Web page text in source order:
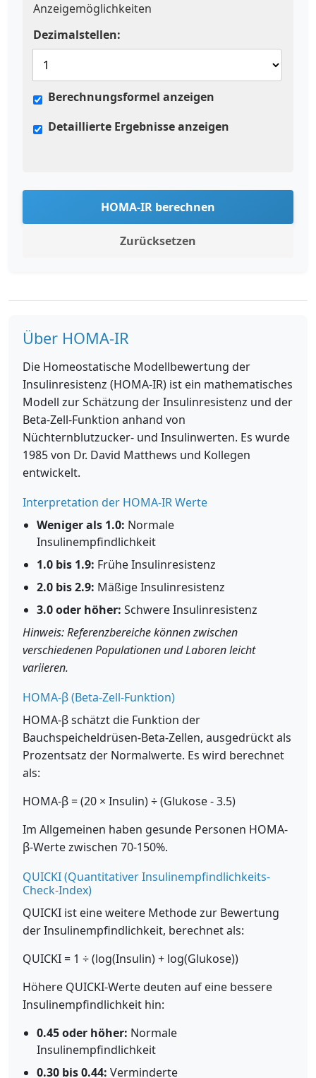
Anzeigemöglichkeiten
Dezimalstellen:
Berechnungsformel anzeigen
Detaillierte Ergebnisse anzeigen
HOMA-IR berechnen
Zurücksetzen
Über HOMA-IR
Die Homeostatische Modellbewertung der
Insulinresistenz (HOMA-IR) ist ein mathematisches
Modell zur Schätzung der Insulinresistenz und der
Beta-Zell-Funktion anhand von
Nüchternblutzucker- und Insulinwerten. Es wurde
1985 von Dr. David Matthews und Kollegen
entwickelt.
Interpretation der HOMA-IR Werte
Weniger als 1.0: Normale
Insulinempfindlichkeit
1.0 bis 1.9: Frühe Insulinresistenz
2.0 bis 2.9: Mäßige Insulinresistenz
3.0 oder höher: Schwere Insulinresistenz
Hinweis: Referenzbereiche können zwischen
verschiedenen Populationen und Laboren leicht
variieren.
HOMA-β (Beta-Zell-Funktion)
HOMA-β schätzt die Funktion der
Bauchspeicheldrüsen-Beta-Zellen, ausgedrückt als
Prozentsatz der Normalwerte. Es wird berechnet
als:
HOMA-β = (20 × Insulin) ÷ (Glukose - 3.5)
Im Allgemeinen haben gesunde Personen HOMA-
β-Werte zwischen 70-150%.
QUICKI (Quantitativer Insulinempfindlichkeits-
Check-Index)
QUICKI ist eine weitere Methode zur Bewertung
der Insulinempfindlichkeit, berechnet als:
QUICKI = 1 ÷ (log(Insulin) + log(Glukose))
Höhere QUICKI-Werte deuten auf eine bessere
Insulinempfindlichkeit hin:
0.45 oder höher: Normale
Insulinempfindlichkeit
0.30 bis 0.44: Verminderte